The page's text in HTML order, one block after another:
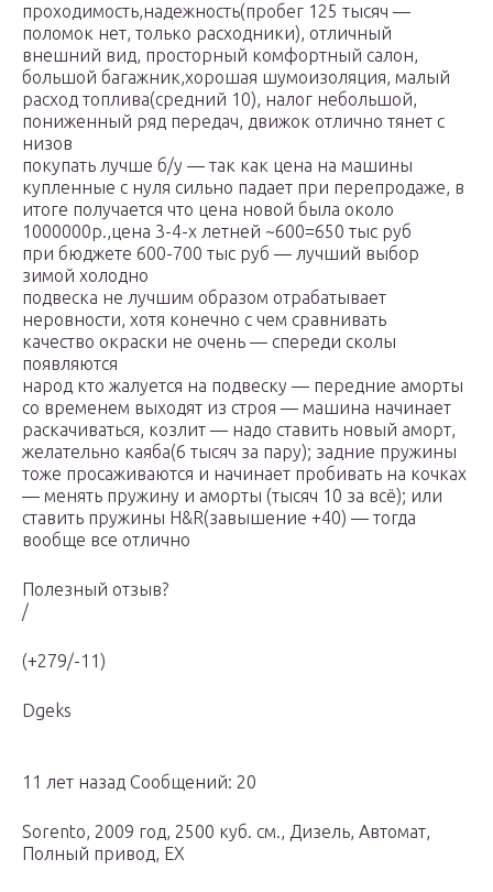
проходимость,надежность(пробег 125 тысяч —
поломок нет, только расходники), отличный
внешний вид, просторный комфортный салон,
большой багажник,хорошая шумоизоляция, малый
расход топлива(средний 10), налог небольшой,
пониженный ряд передач, движок отлично тянет с
низов
покупать лучше б/у — так как цена на машины
купленные с нуля сильно падает при перепродаже, в
итоге получается что цена новой была около
1000000р.,цена 3-4-х летней ~600=650 тыс руб
при бюджете 600-700 тыс руб — лучший выбор
зимой холодно
подвеска не лучшим образом отрабатывает
неровности, хотя конечно с чем сравнивать
качество окраски не очень — спереди сколы
появляются
народ кто жалуется на подвеску — передние аморты
со временем выходят из строя — машина начинает
раскачиваться, козлит — надо ставить новый аморт,
желательно каяба(6 тысяч за пару); задние пружины
тоже просаживаются и начинает пробивать на кочках
— менять пружину и аморты (тысяч 10 за всё); или
ставить пружины H&R(завышение +40) — тогда
вообще все отлично
Полезный отзыв?
/
(+279/-11)
Dgeks
11 лет назад Сообщений: 20
Sorento, 2009 год, 2500 куб. см., Дизель, Автомат,
Полный привод, EX